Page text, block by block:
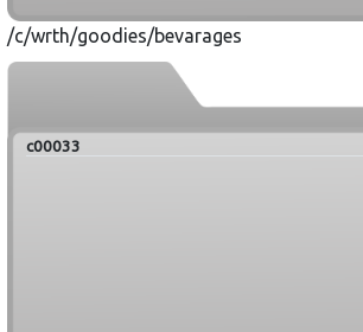
/c/wrth/goodies/bevarages
c00033